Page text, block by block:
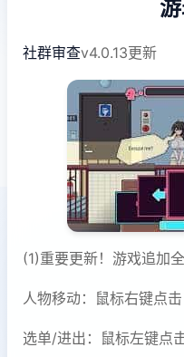
社群审查v4.0.13更新
(1)重要更新！游戏追加
人物移动：鼠标右键点击
选单/进出：鼠标左键点